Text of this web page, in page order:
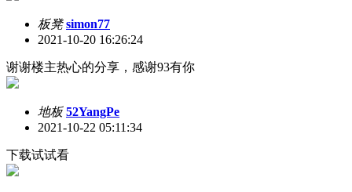
板凳 simon77
2021-10-20 16:26:24
谢谢楼主热心的分享，感谢93有你
地板 52YangPe
2021-10-22 05:11:34
下载试试看